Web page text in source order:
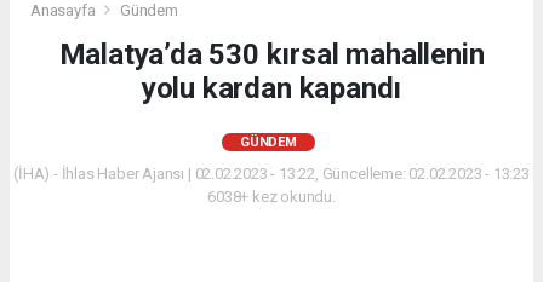
Anasayfa Gündem
Malatya’da 530 kırsal mahallenin
yolu kardan kapandı
GÜNDEM
(İHA) - İhlas Haber Ajansı | 02.02.2023 - 13:22, Güncelleme: 02.02.2023 - 13:23
6038+ kez okundu.